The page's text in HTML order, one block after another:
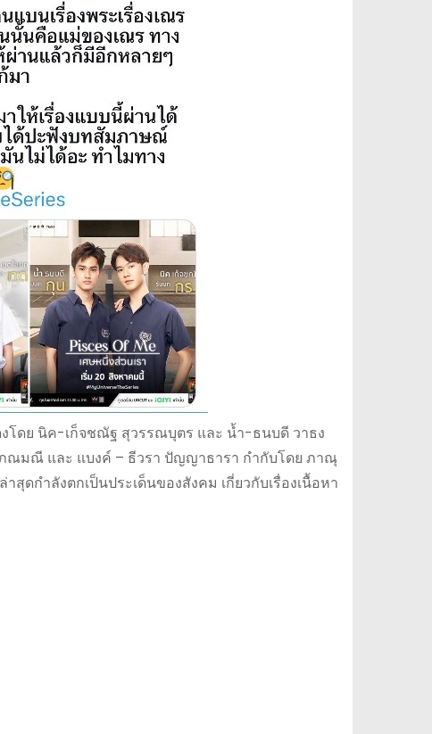
โดย นิค-เก็จชณัฐ สุวรรณบุตร และ น้ำ-ธนบดี วาธง
มณี และ แบงค์ – ธีวรา ปัญญาธารา กำกับโดย ภาณุ
าสุดกำลังตกเป็นประเด็นของสังคม เกี่ยวกับเรื่องเนื้อหา